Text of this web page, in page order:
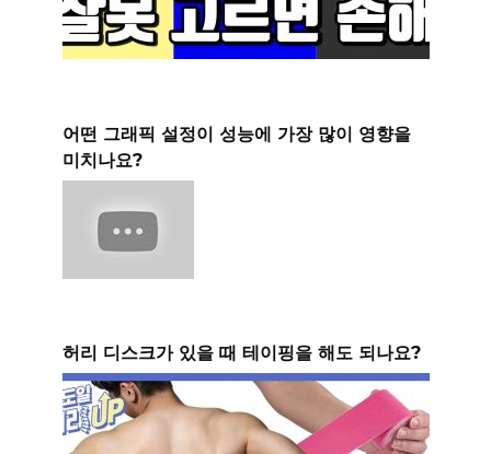
어떤 그래픽 설정이 성능에 가장 많이 영향을
미치나요?
허리 디스크가 있을 때 테이핑을 해도 되나요?